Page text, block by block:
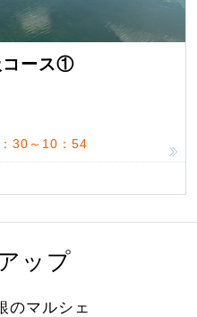
コース①
30～10：54
ップ
のマルシェ